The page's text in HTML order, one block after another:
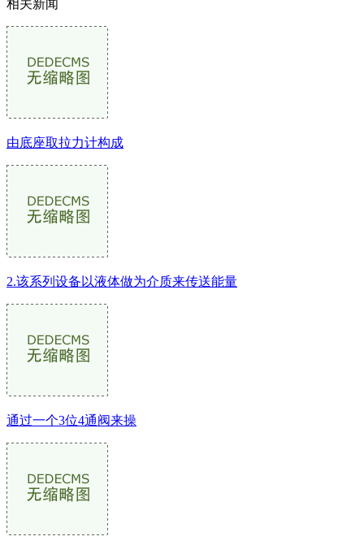
相关新闻
由底座取拉力计构成
2.该系列设备以液体做为介质来传送能量
通过一个3位4通阀来操